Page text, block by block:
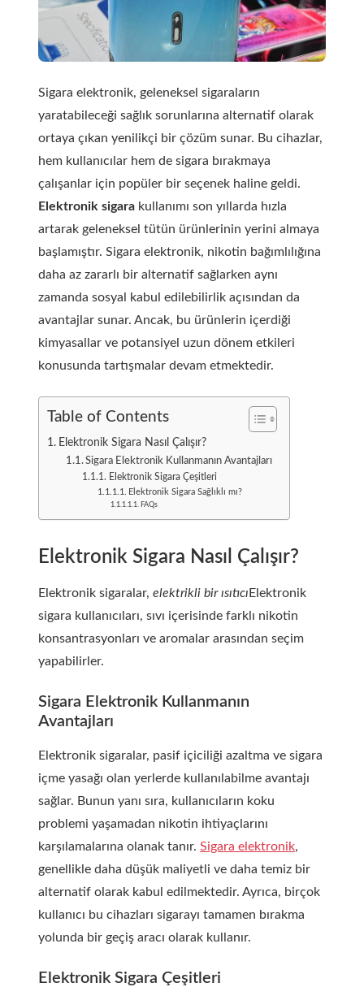
Sigara elektronik, geleneksel sigaraların
yaratabileceği sağlık sorunlarına alternatif olarak
ortaya çıkan yenilikçi bir çözüm sunar. Bu cihazlar,
hem kullanıcılar hem de sigara bırakmaya
çalışanlar için popüler bir seçenek haline geldi.
Elektronik sigara kullanımı son yıllarda hızla
artarak geleneksel tütün ürünlerinin yerini almaya
başlamıştır. Sigara elektronik, nikotin bağımlılığına
daha az zararlı bir alternatif sağlarken aynı
zamanda sosyal kabul edilebilirlik açısından da
avantajlar sunar. Ancak, bu ürünlerin içerdiği
kimyasallar ve potansiyel uzun dönem etkileri
konusunda tartışmalar devam etmektedir.
Table of Contents
Elektronik Sigara Nasıl Çalışır?
Sigara Elektronik Kullanmanın Avantajları
Elektronik Sigara Çeşitleri
Elektronik Sigara Sağlıklı mı?
FAQs
Elektronik Sigara Nasıl Çalışır?
Elektronik sigaralar, elektrikli bir ısıtıcı Elektronik
sigara kullanıcıları, sıvı içerisinde farklı nikotin
konsantrasyonları ve aromalar arasından seçim
yapabilirler.
Sigara Elektronik Kullanmanın
Avantajları
Elektronik sigaralar, pasif içiciliği azaltma ve sigara
içme yasağı olan yerlerde kullanılabilme avantajı
sağlar. Bunun yanı sıra, kullanıcıların koku
problemi yaşamadan nikotin ihtiyaçlarını
karşılamalarına olanak tanır. Sigara elektronik,
genellikle daha düşük maliyetli ve daha temiz bir
alternatif olarak kabul edilmektedir. Ayrıca, birçok
kullanıcı bu cihazları sigarayı tamamen bırakma
yolunda bir geçiş aracı olarak kullanır.
Elektronik Sigara Çeşitleri